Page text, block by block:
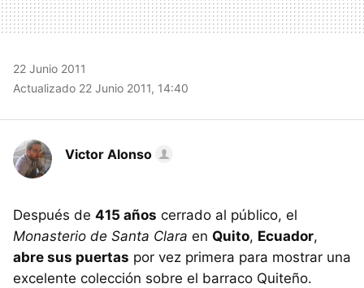
22 Junio 2011
Actualizado 22 Junio 2011, 14:40
Victor Alonso
Después de 415 años cerrado al público, el
Monasterio de Santa Clara en Quito, Ecuador,
abre sus puertas por vez primera para mostrar una
excelente colección sobre el barraco Quiteño.